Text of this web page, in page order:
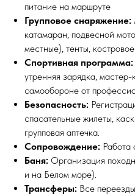
питание на маршруте
Групповое снаряжение:
катамаран, подвесной
местные), тенты,
Спортивная программа:
утренняя зарядка,
самообороне от
Безопасность:
спасательные жилеты,
групповая аптечка.
Сопровождение: Работа
Баня: Организация
и на Белом море).
Трансферы: Все